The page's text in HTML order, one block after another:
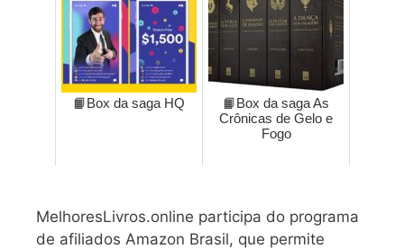
📙Box da saga HQ
📙Box da saga As
Crônicas de Gelo e
Fogo
MelhoresLivros.online participa do programa
de afiliados Amazon Brasil, que permite